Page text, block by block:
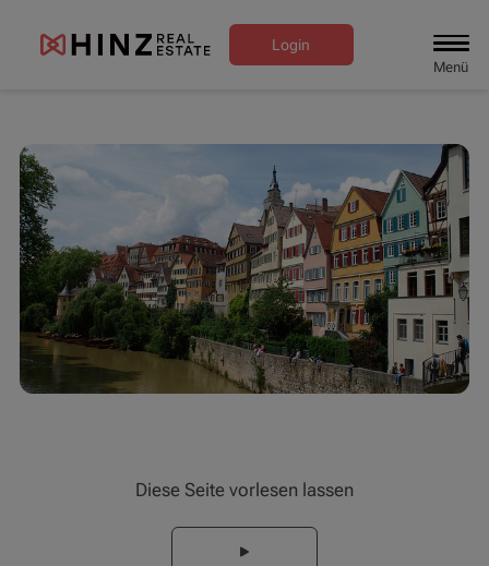
Login
Diese Seite vorlesen lassen